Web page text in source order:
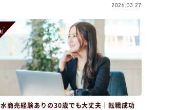
2026.03.27
水商売経験ありの30歳でも大丈夫｜転職成功